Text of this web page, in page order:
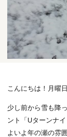
こんにちは！月曜
少し前から雪も降
ント「Uターンナ
よいよ年の瀬の雰